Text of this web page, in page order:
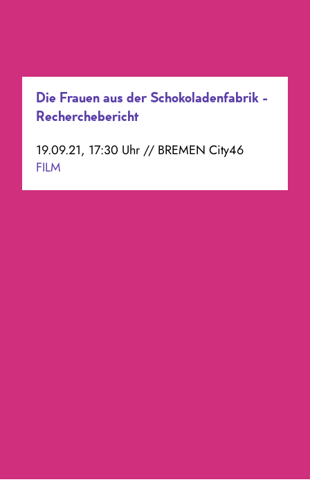
Die Frauen aus der Schokoladenfabrik -
Recherchebericht
19.09.21, 17:30 Uhr // BREMEN City46
FILM